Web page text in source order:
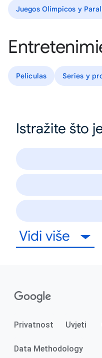
Juegos Olímpicos y
Películas Series y
Istražite što
Vidi više
Privatnost Uvjeti
Data Methodology